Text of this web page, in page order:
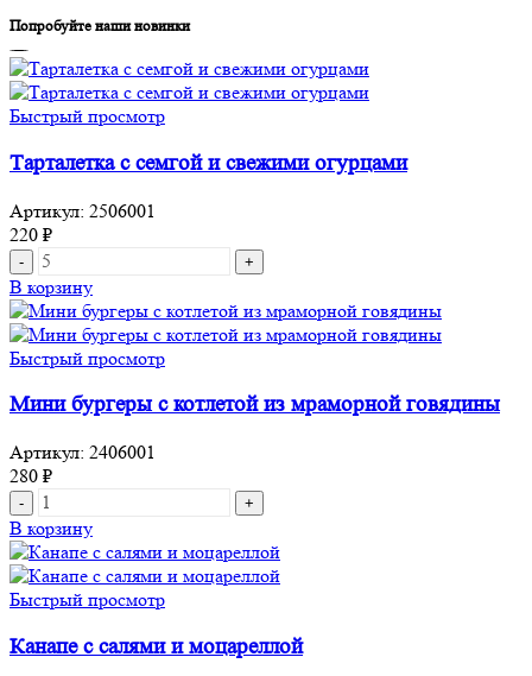
Попробуйте наши новинки
Быстрый просмотр
Тарталетка с семгой и свежими огурцами
Артикул: 2506001
220 ₽
Количество
товара
Тарталетка
с
семгой
свежими
огурцами
В корзину
Быстрый просмотр
Мини бургеры с котлетой из мраморной говядины
Артикул: 2406001
280 ₽
Количество
товара
Мини
бургеры
с
котлетой
из
В корзину
Быстрый просмотр
Канапе с салями и моцареллой